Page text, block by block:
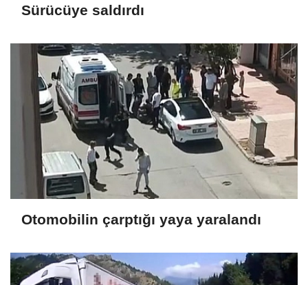
Sürücüye saldırdı
Otomobilin çarptığı yaya yaralandı